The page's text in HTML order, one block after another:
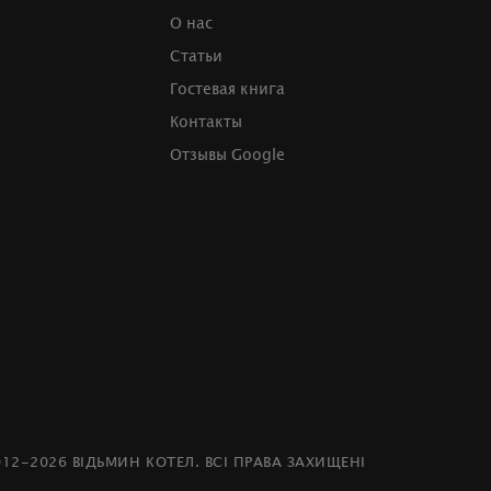
О нас
Статьи
Гостевая книга
Контакты
Отзывы Google
2026 ВІДЬМИН КОТЕЛ. ВСІ ПРАВА ЗАХИЩЕНІ